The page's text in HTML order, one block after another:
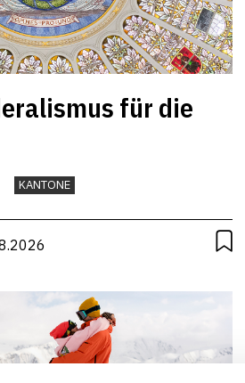
für die
KANTONE